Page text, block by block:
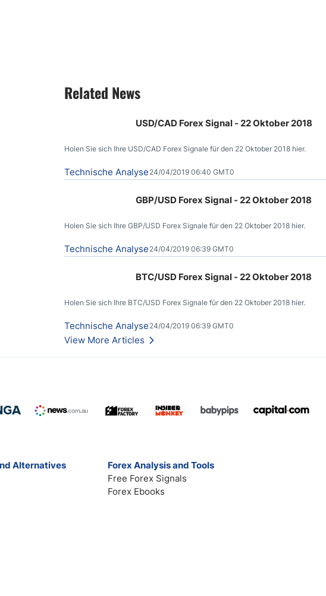
Related News
USD/CAD Forex Signal - 22 Oktober 2018
Holen Sie sich Ihre USD/CAD Forex Signale für den 22 Oktober 2018 hier.
Technische Analyse 24/04/2019 06:40 GMT0
GBP/USD Forex Signal - 22 Oktober 2018
Holen Sie sich Ihre GBP/USD Forex Signale für den 22 Oktober 2018 hier.
Technische Analyse 24/04/2019 06:39 GMT0
BTC/USD Forex Signal - 22 Oktober 2018
Holen Sie sich Ihre BTC/USD Forex Signale für den 22 Oktober 2018 hier.
Technische Analyse 24/04/2019 06:39 GMT0
View More Articles
Alternatives
Forex Analysis and Tools
Free Forex Signals
Forex Ebooks